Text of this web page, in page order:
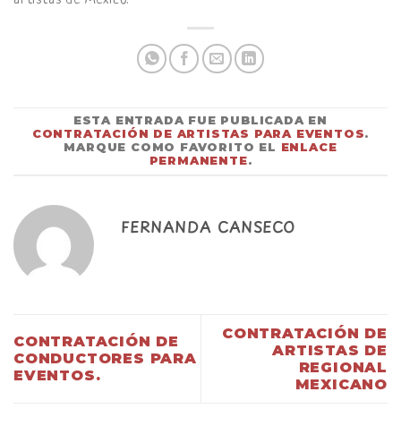
ESTA ENTRADA FUE PUBLICADA EN
CONTRATACIÓN DE ARTISTAS PARA EVENTOS.
MARQUE COMO FAVORITO EL ENLACE
PERMANENTE.
FERNANDA CANSECO
CONTRATACIÓN DE
CONDUCTORES PARA
EVENTOS.
CONTRATACIÓN DE
ARTISTAS DE
REGIONAL
MEXICANO